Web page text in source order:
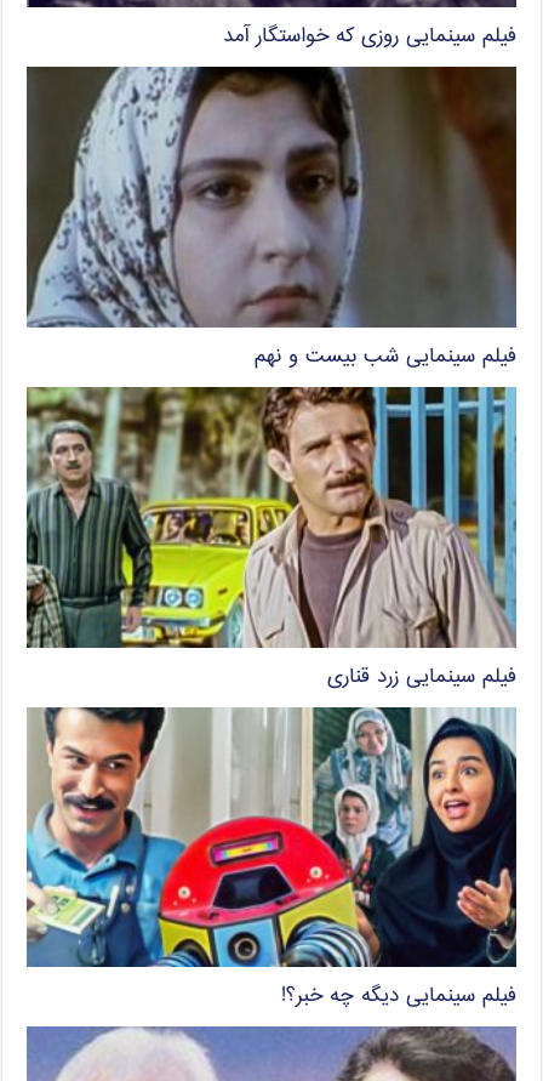
فیلم سینمایی روزی که خواستگار آمد
فیلم سینمایی شب بیست و نهم
فیلم سینمایی زرد قناری
فیلم سینمایی دیگه چه خبر؟!